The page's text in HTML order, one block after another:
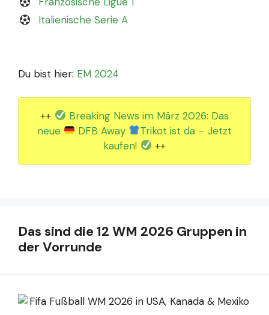
Italienische Serie A
Du bist hier: EM 2024
++
Breaking News im März 2026: Das
neue
DFB Away
Trikot ist da – Jetzt
kaufen!
++
Das sind die 12 WM 2026 Gruppen in
der Vorrunde